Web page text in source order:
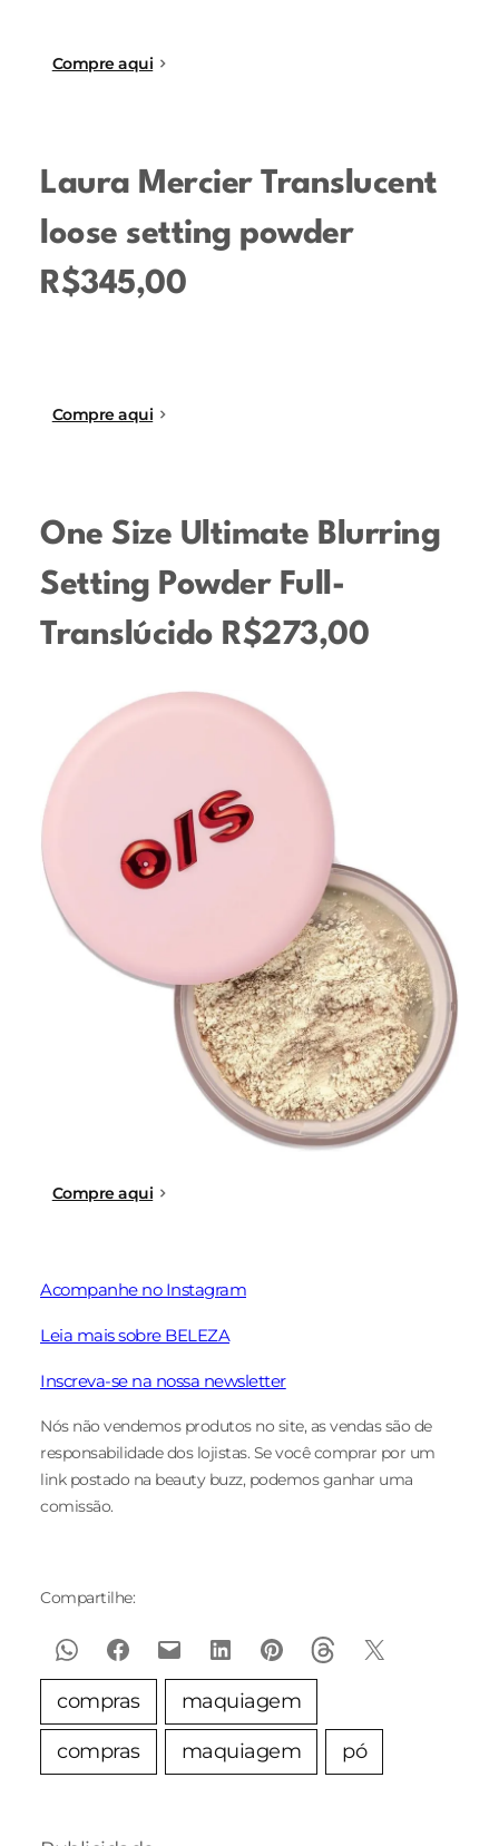
Compre aqui
Laura Mercier Translucent
loose setting powder
R$345,00
Compre aqui
One Size Ultimate Blurring
Setting Powder Full-
Translúcido R$273,00
Compre aqui
Acompanhe no Instagram
Leia mais sobre BELEZA
Inscreva-se na nossa newsletter
Nós não vendemos produtos no site, as vendas são de
responsabilidade dos lojistas. Se você comprar por um
link postado na beauty buzz, podemos ganhar uma
comissão.
Compartilhe:
compras maquiagem
compras maquiagem pó